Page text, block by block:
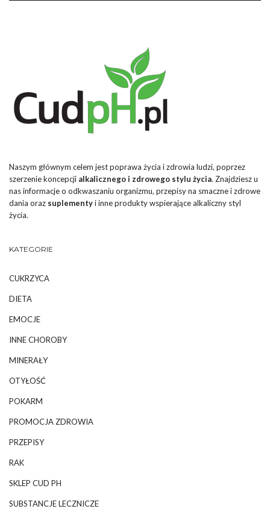
Naszym głównym celem jest poprawa życia i zdrowia ludzi, poprzez
szerzenie koncepcji alkalicznego i zdrowego stylu życia. Znajdziesz u
nas informacje o odkwaszaniu organizmu, przepisy na smaczne i zdrowe
dania oraz suplementyi inne produkty wspierające alkaliczny styl
życia.
KATEGORIE
CUKRZYCA
DIETA
EMOCJE
INNE CHOROBY
MINERAŁY
OTYŁOŚĆ
POKARM
PROMOCJA ZDROWIA
PRZEPISY
RAK
SKLEP CUD PH
SUBSTANCJE LECZNICZE